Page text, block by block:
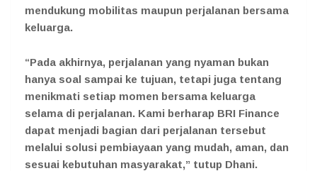
mendukung mobilitas maupun perjalanan bersama
keluarga.
“Pada akhirnya, perjalanan yang nyaman bukan
hanya soal sampai ke tujuan, tetapi juga tentang
menikmati setiap momen bersama keluarga
selama di perjalanan. Kami berharap BRI Finance
dapat menjadi bagian dari perjalanan tersebut
melalui solusi pembiayaan yang mudah, aman, dan
sesuai kebutuhan masyarakat,” tutup Dhani.